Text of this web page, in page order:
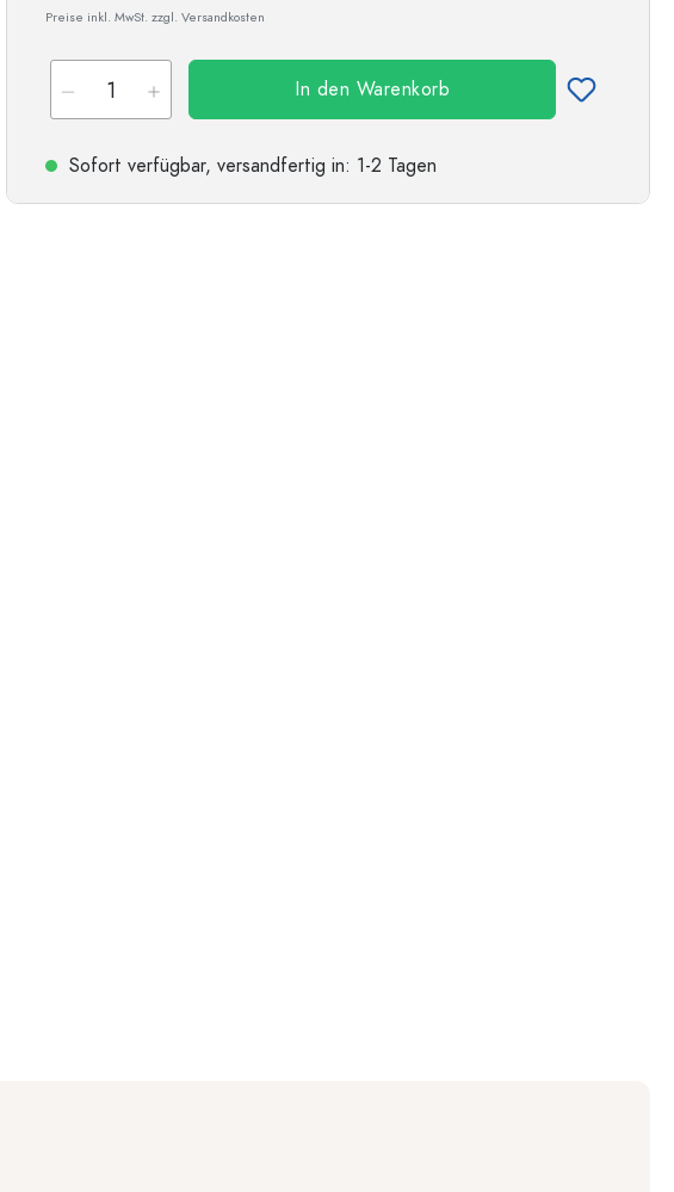
Preise inkl. MwSt. zzgl. Versandkosten
In den Warenkorb
Sofort verfügbar, versandfertig in: 1-2 Tagen